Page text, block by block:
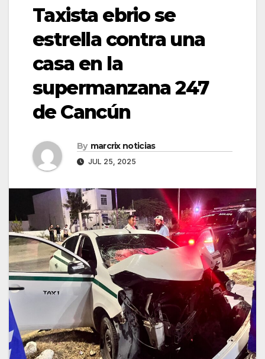
Taxista ebrio se
estrella contra una
casa en la
supermanzana 247
de Cancún
By marcrix noticias
JUL 25, 2025